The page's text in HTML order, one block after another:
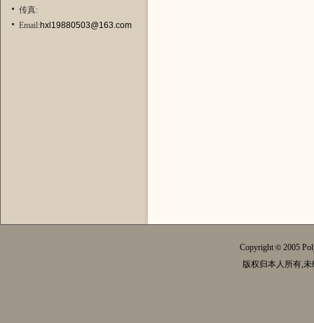
传真:
Email:hxl19880503@163.com
Copyright© 2005
版权归本人所有,